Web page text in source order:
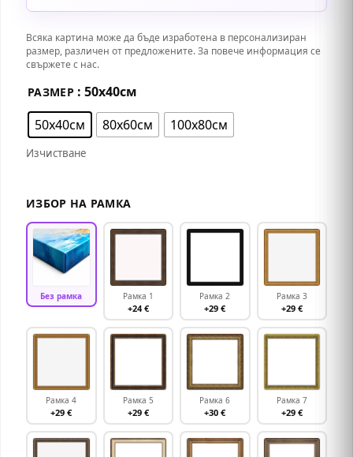
Всяка картина може да бъде изработена в персонализиран
размер, различен от предложените. За повече информация се
свържете с нас.
РАЗМЕР : 50х40см
50х40см
80х60см 100х80см
Изчистване
ИЗБОР НА РАМКА
Без рамка Рамка 1
+24 €
Рамка 2
+29 €
Рамка 3
+29 €
Рамка 4
+29 €
Рамка 5
+29 €
Рамка 6
+30 €
Рамка 7
+29 €